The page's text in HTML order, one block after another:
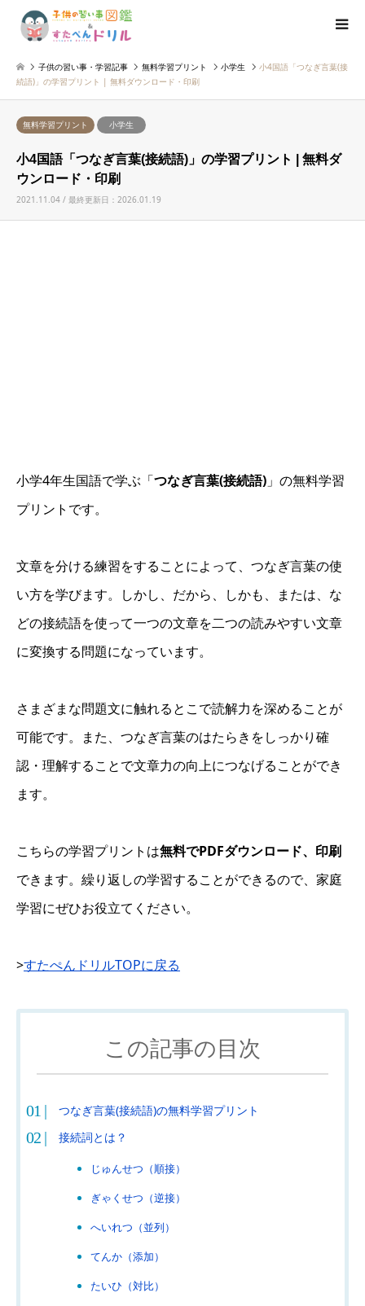
子供の習い事・学習記事 無料学習プリント 小学生
小4国語「つなぎ言葉(接
続語)」の学習プリント | 無料ダウンロード・印刷
無料学習プリント 小学生
小4国語「つなぎ言葉(接続語)」の学習プリント | 無料ダ
ウンロード・印刷
2021.11.04 / 最終更新日：2026.01.19
小学4年生国語で学ぶ「つなぎ言葉(接続語) 」の無料学習
プリントです。
文章を分ける練習をすることによって、つなぎ言葉の使
い方を学びます。しかし、だから、しかも、または、な
どの接続語を使って一つの文章を二つの読みやすい文章
に変換する問題になっています。
さまざまな問題文に触れるとこで読解力を深めることが
可能です。また、つなぎ言葉のはたらきをしっかり確
認・理解することで文章力の向上につなげることができ
ます。
こちらの学習プリントは無料でPDFダウンロード、印刷
できます。繰り返しの学習することができるので、家庭
学習にぜひお役立てください。
>すたぺんドリルTOPに戻る
この記事の目次
つなぎ言葉(接続語)の無料学習プリント
接続詞とは？
じゅんせつ（順接）
ぎゃくせつ（逆接）
へいれつ（並列）
てんか（添加）
たいひ（対比）